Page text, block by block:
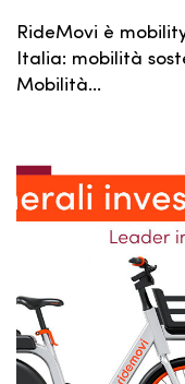
RideMovi è
Italia: mobilità
Mobilità…